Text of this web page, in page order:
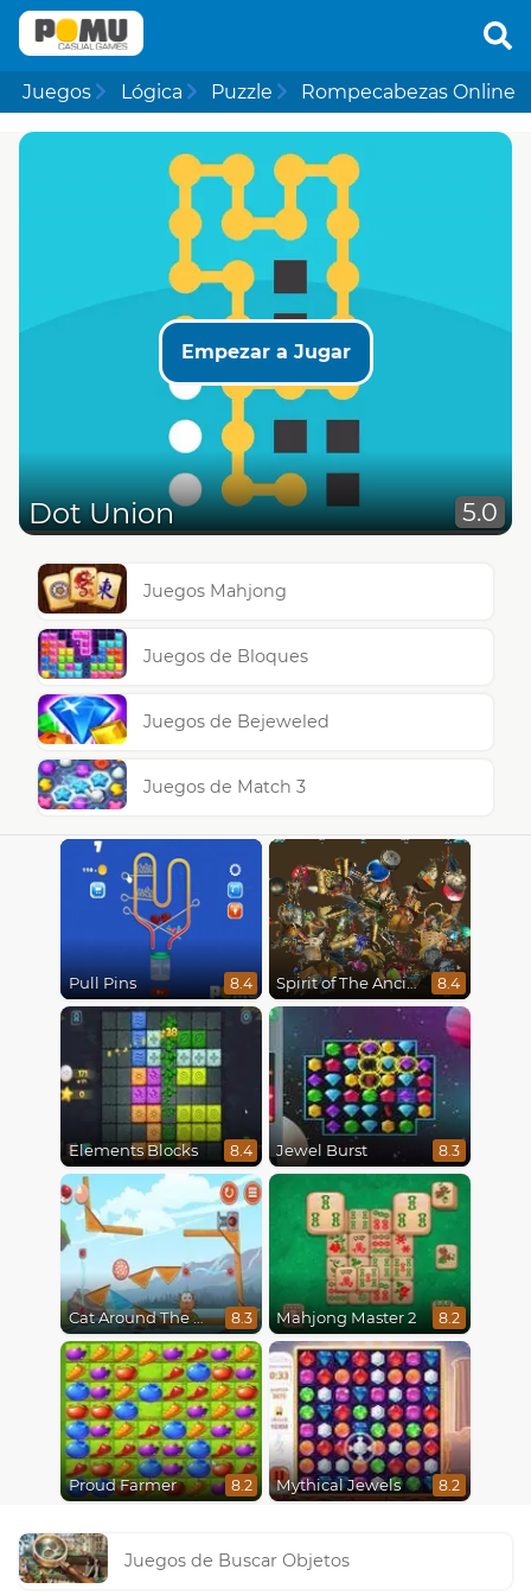
Juegos Lógica Puzzle Rompecabezas Online
Empezar a Jugar
Dot Union 5.0
Juegos Mahjong
Juegos de Bloques
Juegos de Bejeweled
Juegos de Match 3
Pull Pins 8.4 Spirit of The Ancient Forest 8.4
Elements Blocks 8.4 Jewel Burst 8.3
Cat Around The World 8.3 Mahjong Master 2 8.2
Proud Farmer 8.2 Mythical Jewels 8.2
Juegos de Buscar Objetos